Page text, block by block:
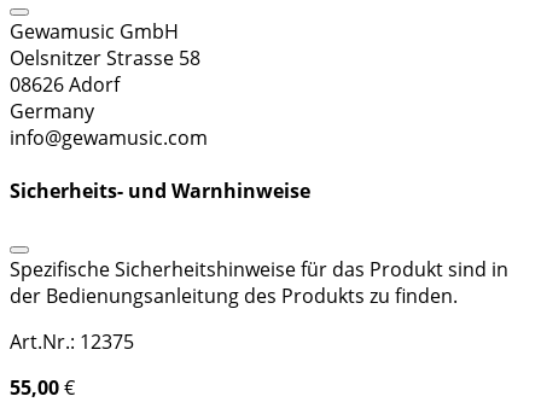
Gewamusic GmbH
Oelsnitzer Strasse 58
08626 Adorf
Germany
info@gewamusic.com
Sicherheits- und Warnhinweise
Spezifische Sicherheitshinweise für das Produkt sind in
der Bedienungsanleitung des Produkts zu finden.
Art.Nr.: 12375
55,00€